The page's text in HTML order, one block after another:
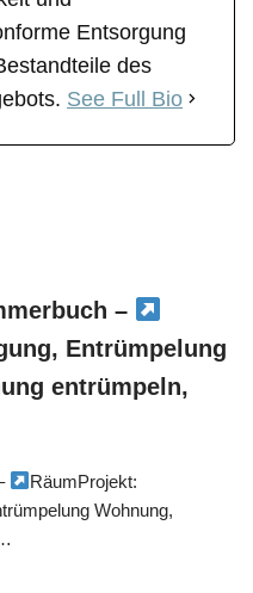
Entsorgung
des
See Full Bio
–
Entrümpelung
entrümpeln,
RäumProjekt:
Wohnung,